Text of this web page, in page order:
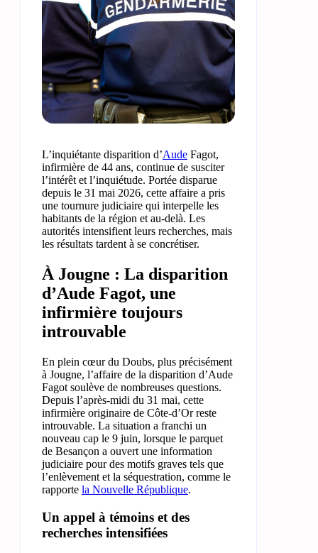
L’inquiétante disparition d’Aude Fagot,
infirmière de 44 ans, continue de susciter
l’intérêt et l’inquiétude. Portée disparue
depuis le 31 mai 2026, cette affaire a pris
une tournure judiciaire qui interpelle les
habitants de la région et au-delà. Les
autorités intensifient leurs recherches, mais
les résultats tardent à se concrétiser.
À Jougne : La disparition
d’Aude Fagot, une
infirmière toujours
introuvable
En plein cœur du Doubs, plus précisément
à Jougne, l’affaire de la disparition d’Aude
Fagot soulève de nombreuses questions.
Depuis l’après-midi du 31 mai, cette
infirmière originaire de Côte-d’Or reste
introuvable. La situation a franchi un
nouveau cap le 9 juin, lorsque le parquet
de Besançon a ouvert une information
judiciaire pour des motifs graves tels que
l’enlèvement et la séquestration, comme le
rapporte la Nouvelle République.
Un appel à témoins et des
recherches intensifiées